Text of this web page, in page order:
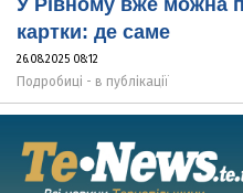
У Рівному вже можна
картки: де саме
26.08.2025 08:12
Подробиці - в публікації